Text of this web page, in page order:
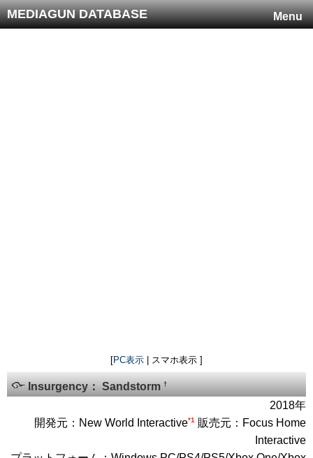
Menu
MEDIAGUN DATABASE
[PC表示 | スマホ表示 ]
Insurgency： Sandstorm†
2018年
開発元：New World Interactive*1
販売元：Focus Home
Interactive